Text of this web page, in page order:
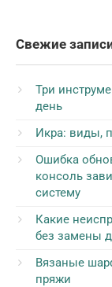
Свежие
Три
день
Икра: виды,
Ошибка
консоль
систему
Какие
без замены
Вязаные
пряжи